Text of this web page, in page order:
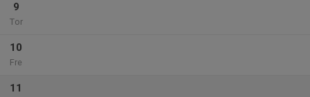
9
Tor
10
Fre
11